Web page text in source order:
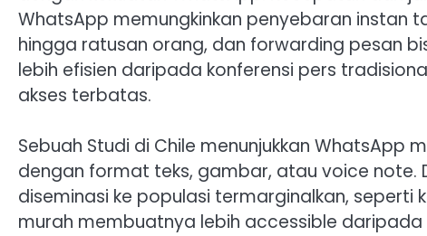
WhatsApp memungkinkan penyebaran instan
hingga ratusan orang, dan forwarding pesan
lebih efisien daripada konferensi pers
akses terbatas.
Sebuah Studi di Chile menunjukkan WhatsApp
dengan format teks, gambar, atau voice note.
diseminasi ke populasi termarginalkan,
murah membuatnya lebih accessible daripada